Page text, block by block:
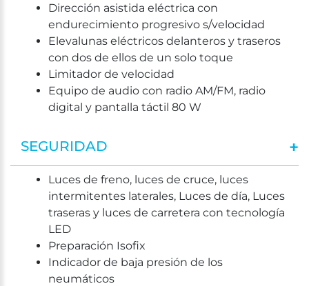
Dirección asistida eléctrica con
endurecimiento progresivo s/velocidad
Elevalunas eléctricos delanteros y traseros
con dos de ellos de un solo toque
Limitador de velocidad
Equipo de audio con radio AM/FM, radio
digital y pantalla táctil 80 W
SEGURIDAD
Luces de freno, luces de cruce, luces
intermitentes laterales, Luces de día, Luces
traseras y luces de carretera con tecnología
LED
Preparación Isofix
Indicador de baja presión de los
neumáticos